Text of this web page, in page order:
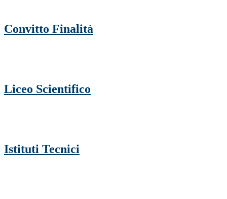
Convitto Finalità
Liceo Scientifico
Istituti Tecnici